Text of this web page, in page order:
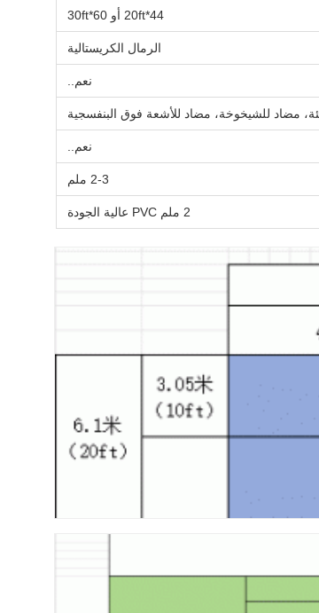
44*20ft أو 60*30ft
الرمال الكريستالية
نعم..
مضاد للشيخوخة، مضاد للأشعة فوق البنفسجية
نعم..
2-3 ملم
2 ملم PVC عالية الجودة